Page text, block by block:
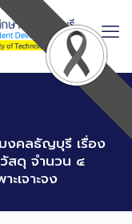
มงคลธัญบุรี เรื่อง
วัสดุ จำนวน ๔
ะเจาะจง